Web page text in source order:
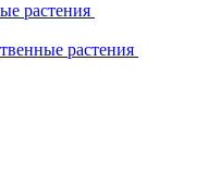
растения
растения